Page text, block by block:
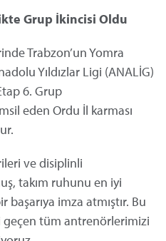
Grup İkincisi Oldu
Trabzon’un Yomra
Yıldızlar Ligi (ANALİG)
6. Grup
eden Ordu İl karması
ve disiplinli
takım ruhunu en iyi
imza atmıştır. Bu
tüm antrenörlerimizi